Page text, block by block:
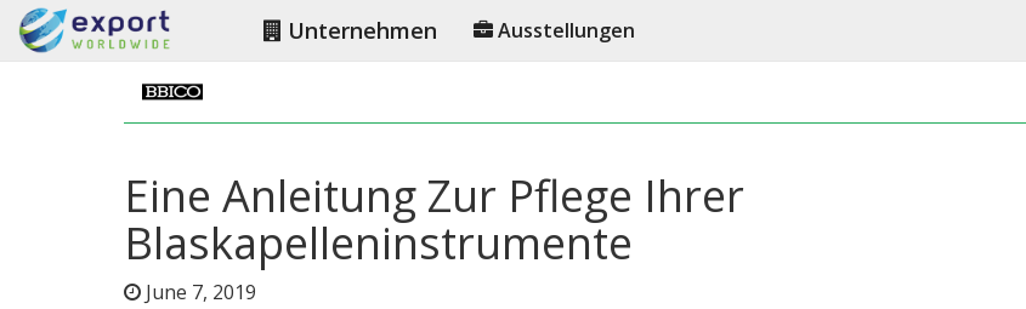
Unternehmen Ausstellungen
Eine Anleitung Zur Pflege Ihrer
Blaskapelleninstrumente
June 7, 2019